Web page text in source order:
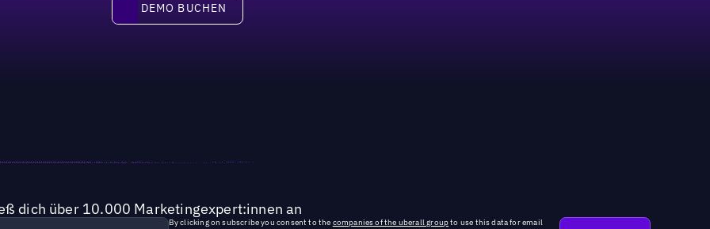
DEMO BUCHEN
DEMO BUCHEN
dich über 10.000 Marketingexpert:innen an
By clicking on subscribe you consent to the companies of the uberall groupto use this data for email